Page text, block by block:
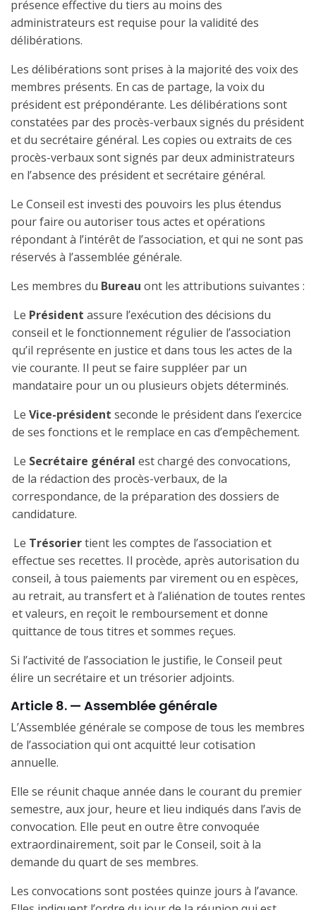
présence effective du tiers au moins des
administrateurs est requise pour la validité des
délibérations.
Les délibérations sont prises à la majorité des voix des
membres présents. En cas de partage, la voix du
président est prépondérante. Les délibérations sont
constatées par des procès-verbaux signés du président
et du secrétaire général. Les copies ou extraits de ces
procès-verbaux sont signés par deux administrateurs
en l’absence des président et secrétaire général.
Le Conseil est investi des pouvoirs les plus étendus
pour faire ou autoriser tous actes et opérations
répondant à l’intérêt de l’association, et qui ne sont pas
réservés à l’assemblée générale.
Les membres du Bureau ont les attributions suivantes :
Le Président assure l’exécution des décisions du
conseil et le fonctionnement régulier de l’association
qu’il représente en justice et dans tous les actes de la
vie courante. Il peut se faire suppléer par un
mandataire pour un ou plusieurs objets déterminés.
Le Vice-président seconde le président dans l’exercice
de ses fonctions et le remplace en cas d’empêchement.
Le Secrétaire général est chargé des convocations,
de la rédaction des procès-verbaux, de la
correspondance, de la préparation des dossiers de
candidature.
Le Trésoriertient les comptes de l’association et
effectue ses recettes. Il procède, après autorisation du
conseil, à tous paiements par virement ou en espèces,
au retrait, au transfert et à l’aliénation de toutes rentes
et valeurs, en reçoit le remboursement et donne
quittance de tous titres et sommes reçues.
Si l’activité de l’association le justifie, le Conseil peut
élire un secrétaire et un trésorier adjoints.
Article 8. — Assemblée générale
L’Assemblée générale se compose de tous les membres
de l’association qui ont acquitté leur cotisation
annuelle.
Elle se réunit chaque année dans le courant du premier
semestre, aux jour, heure et lieu indiqués dans l’avis de
convocation. Elle peut en outre être convoquée
extraordinairement, soit par le Conseil, soit à la
demande du quart de ses membres.
Les convocations sont postées quinze jours à l’avance.